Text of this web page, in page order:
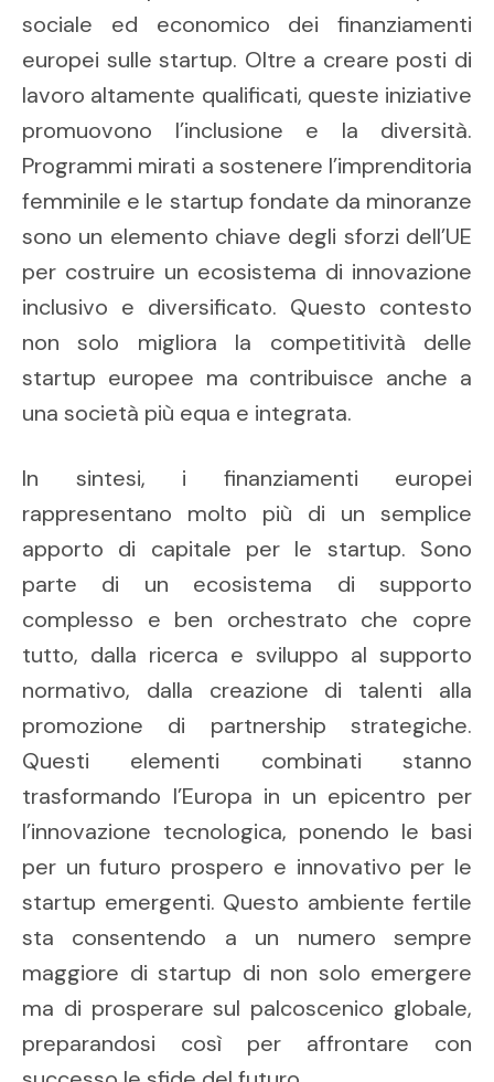
sociale ed economico dei finanziamenti
europei sulle startup. Oltre a creare posti di
lavoro altamente qualificati, queste iniziative
promuovono l’inclusione e la diversità.
Programmi mirati a sostenere l’imprenditoria
femminile e le startup fondate da minoranze
sono un elemento chiave degli sforzi dell’UE
per costruire un ecosistema di innovazione
inclusivo e diversificato. Questo contesto
non solo migliora la competitività delle
startup europee ma contribuisce anche a
una società più equa e integrata.
In sintesi, i finanziamenti europei
rappresentano molto più di un semplice
apporto di capitale per le startup. Sono
parte di un ecosistema di supporto
complesso e ben orchestrato che copre
tutto, dalla ricerca e sviluppo al supporto
normativo, dalla creazione di talenti alla
promozione di partnership strategiche.
Questi elementi combinati stanno
trasformando l’Europa in un epicentro per
l’innovazione tecnologica, ponendo le basi
per un futuro prospero e innovativo per le
startup emergenti. Questo ambiente fertile
sta consentendo a un numero sempre
maggiore di startup di non solo emergere
ma di prosperare sul palcoscenico globale,
preparandosi così per affrontare con